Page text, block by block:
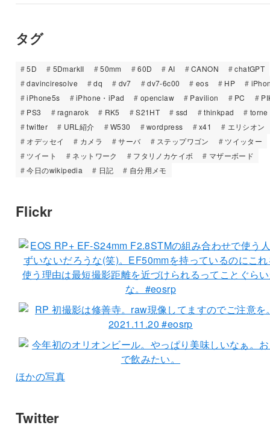
タグ
5D 5DmarkII 50mm 60D AI CANON
chatGPT
davinciresolve
dq dv7 dv7-6c00 eos HP
iPhone5s
iPhone・iPad openclaw Pavilion PC
PS3
ragnarok RK5 S21HT ssd thinkpad
torne
twitter
URL紹介 W530 wordpress x41
エリシオン
オデッセイ
カメラ サーバ ステップワゴン
ツイッター
ツイート
ネットワーク フタリノカケイボ
マザーボード
今日のwikipedia
日記 自分用メモ
Flickr
ほかの写真
Twitter